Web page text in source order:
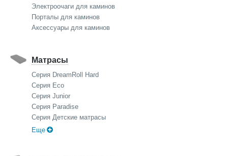
Электроочаги для каминов
Порталы для каминов
Аксессуары для каминов
Матрасы
Серия DreamRoll Hard
Серия Eco
Серия Junior
Серия Paradise
Серия Детские матрасы
Еще